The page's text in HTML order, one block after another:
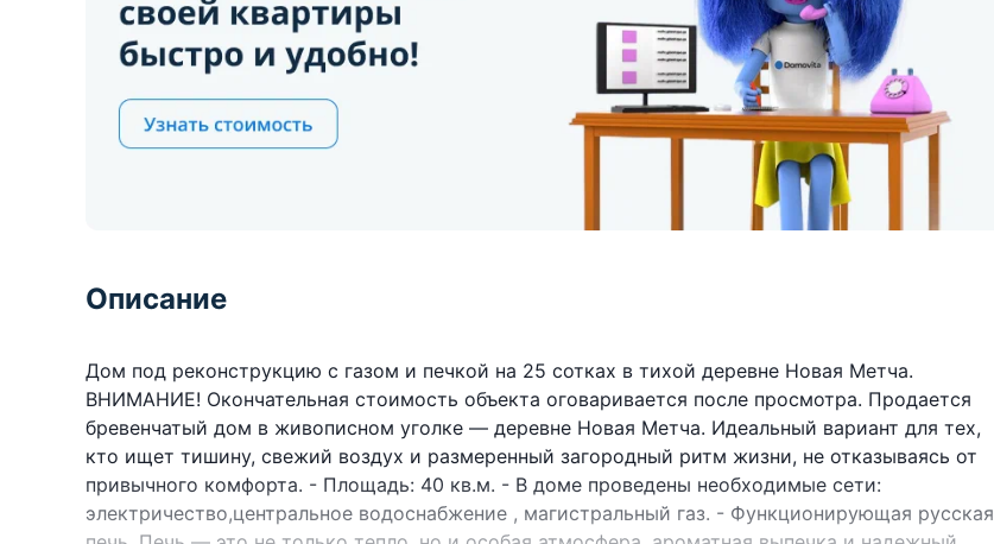
Описание
Дом под реконструкцию с газом и печкой на 25 сотках в тихой деревне Новая Метча.
ВНИМАНИЕ! Окончательная стоимость объекта оговаривается после просмотра. Продается
бревенчатый дом в живописном уголке — деревне Новая Метча. Идеальный вариант для тех,
кто ищет тишину, свежий воздух и размеренный загородный ритм жизни, не отказываясь от
привычного комфорта. - Площадь: 40 кв.м. - В доме проведены необходимые сети:
электричество,центральное водоснабжение , магистральный газ. - Функционирующая русская